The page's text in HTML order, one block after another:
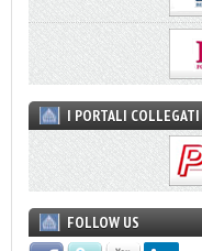
I PORTALI COLLEGATI
FOLLOW US